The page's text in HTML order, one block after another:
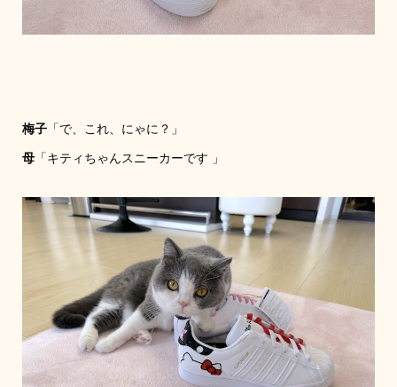
梅子「で、これ、にゃに？」
母「キティちゃんスニーカーです 」